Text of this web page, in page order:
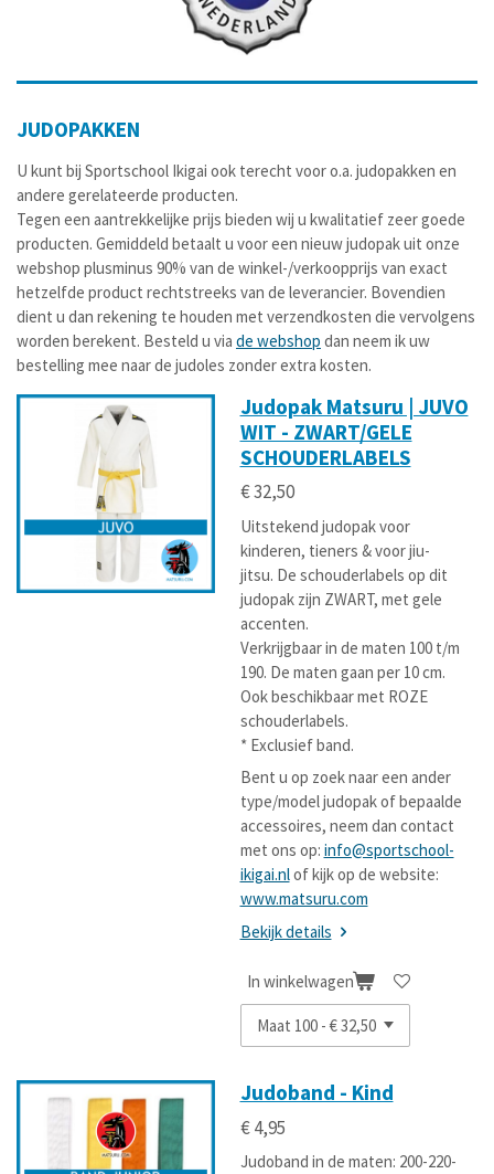
JUDOPAKKEN
U kunt bij Sportschool Ikigai ook terecht voor o.a. judopakken en
andere gerelateerde producten.
Tegen een aantrekkelijke prijs bieden wij u kwalitatief zeer goede
producten. Gemiddeld betaalt u voor een nieuw judopak uit onze
webshop plusminus 90% van de winkel-/verkoopprijs van exact
hetzelfde product rechtstreeks van de leverancier. Bovendien
dient u dan rekening te houden met verzendkosten die vervolgens
worden berekent. Besteld u via de webshop dan neem ik uw
bestelling mee naar de judoles zonder extra kosten.
Judopak Matsuru | JUVO
WIT - ZWART/GELE
SCHOUDERLABELS
€ 32,50
Uitstekend judopak voor
kinderen, tieners & voor jiu-
jitsu. De schouderlabels op dit
judopak zijn ZWART, met gele
accenten.
Verkrijgbaar in de maten 100 t/m
190. De maten gaan per 10 cm.
Ook beschikbaar met ROZE
schouderlabels.
* Exclusief band.
Bent u op zoek naar een ander
type/model judopak of bepaalde
accessoires, neem dan contact
met ons op: info@sportschool-
ikigai.nlof kijk op de website:
www.matsuru.com
Bekijk details
In winkelwagen
Judoband - Kind
€ 4,95
Judoband in de maten: 200-220-